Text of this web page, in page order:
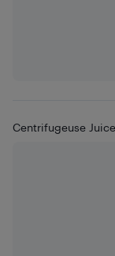
Centrifugeuse